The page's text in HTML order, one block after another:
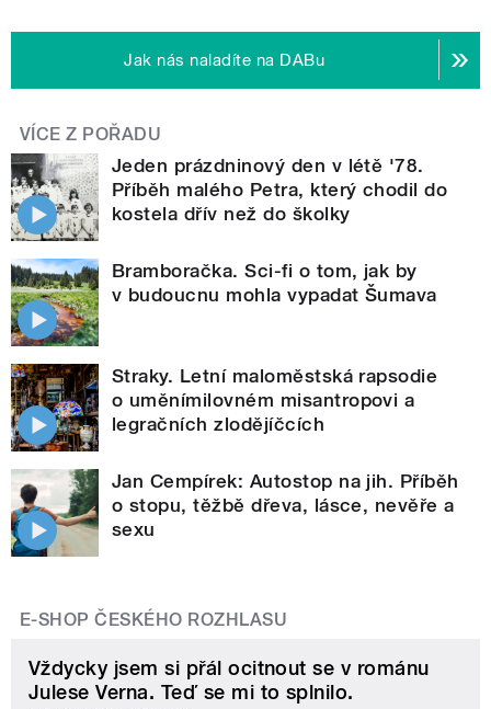
Jak nás naladíte na DABu
VÍCE Z POŘADU
Jeden prázdninový den v létě '78.
Příběh malého Petra, který chodil do
kostela dřív než do školky
Bramboračka. Sci-fi o tom, jak by
v budoucnu mohla vypadat Šumava
Straky. Letní maloměstská rapsodie
o uměnímilovném misantropovi a
legračních zlodějíčcích
Jan Cempírek: Autostop na jih. Příběh
o stopu, těžbě dřeva, lásce, nevěře a
sexu
E-SHOP ČESKÉHO ROZHLASU
Vždycky jsem si přál ocitnout se v románu
Julese Verna. Teď se mi to splnilo.